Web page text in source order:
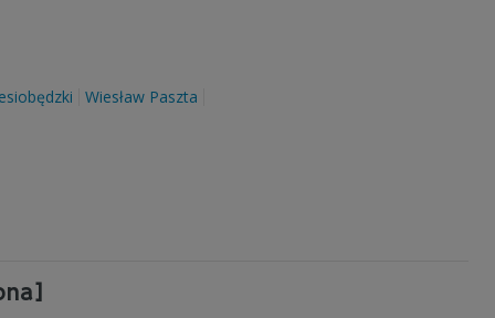
Wiesław Paszta